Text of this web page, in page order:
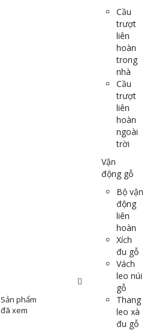
Sản phẩm
đã xem
Cầu
trượt
liên
hoàn
trong
nhà
Cầu
trượt
liên
hoàn
ngoài
trời
Vận
động gỗ
Bộ vận
động
liên
hoàn
Xích
đu gỗ
Vách
leo núi
gỗ
Thang
leo xà
đu gỗ